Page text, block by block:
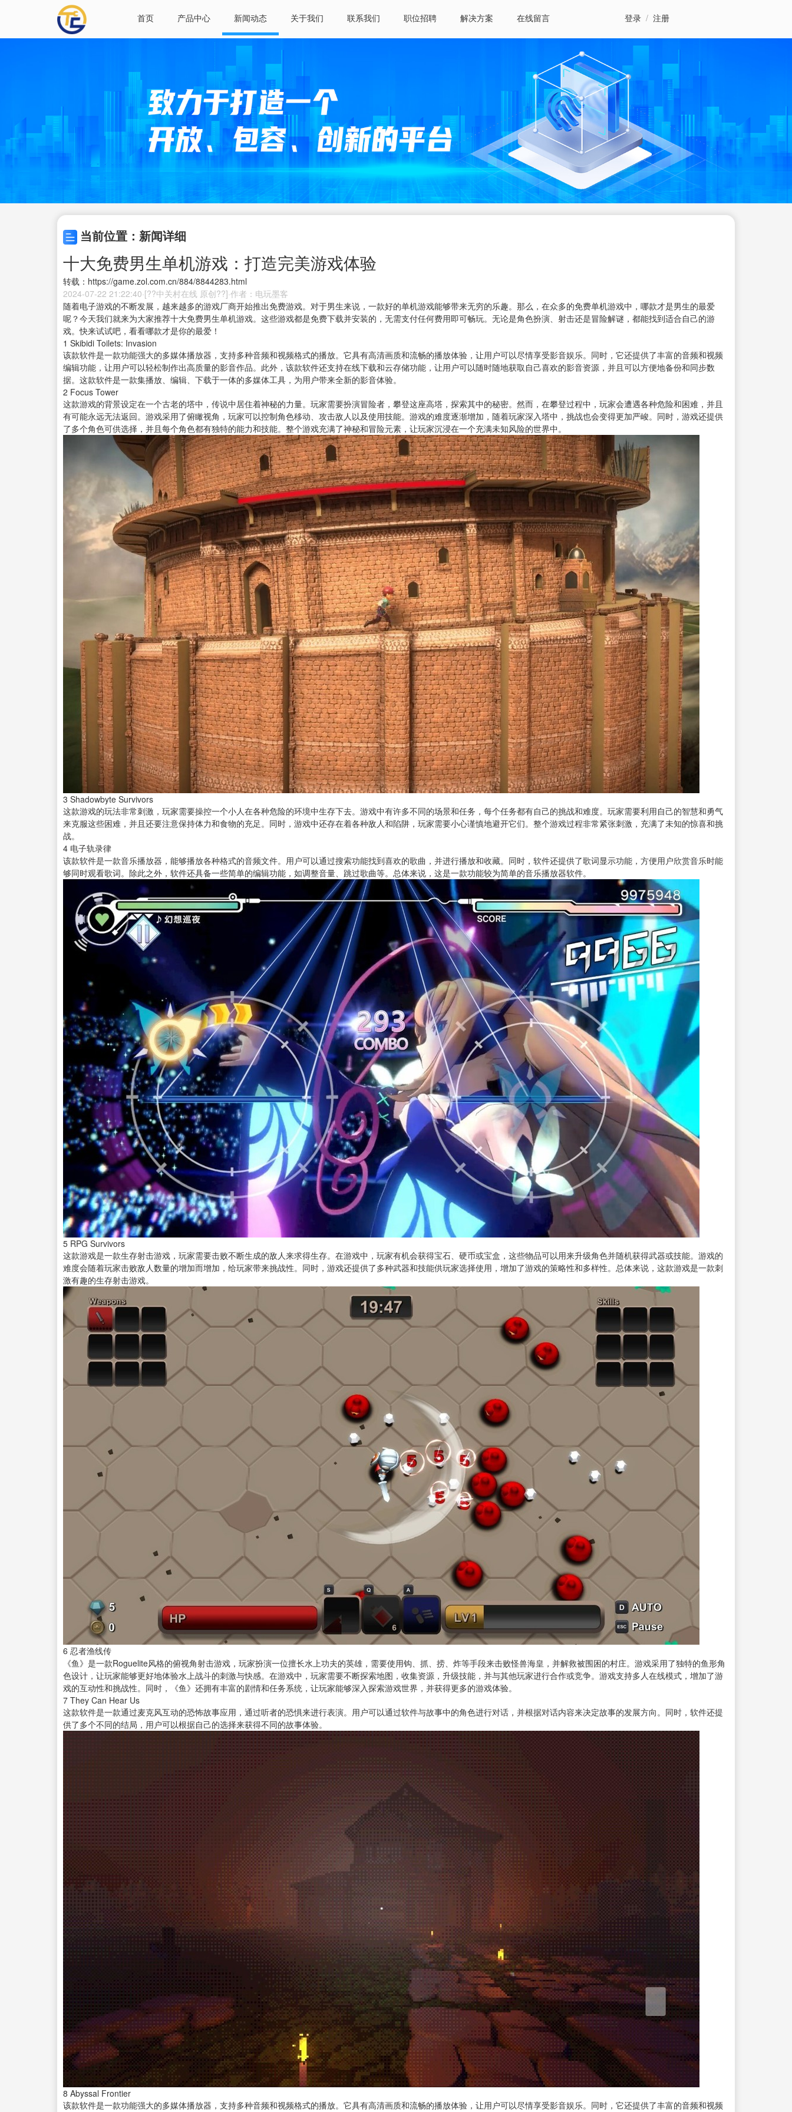
首页 产品中心 新闻动态 关于我们 联系我们 职位招聘 解决方案 在线留言 登录 / 注册
当前位置：新闻详细
十大免费男生单机游戏：打造完美游戏体验
转载：https://game.zol.com.cn/884/8844283.html
2024-07-22 21:22:40·[??中关村在线 原创??]·作者：电玩墨客
随着电子游戏的不断发展，越来越多的游戏厂商开始推出免费游戏。对于男生来说，一款好的单机游戏能够带来无穷的乐趣。那么，在众多的免费单机游戏中，哪款才是男生的最爱
呢？今天我们就来为大家推荐十大免费男生单机游戏。这些游戏都是免费下载并安装的，无需支付任何费用即可畅玩。无论是角色扮演、射击还是冒险解谜，都能找到适合自己的游
戏。快来试试吧，看看哪款才是你的最爱！
1 Skibidi Toilets: Invasion
该款软件是一款功能强大的多媒体播放器 ，支持多种音频和视频格式的播放。它具有高清画质和流畅的播放体验，让用户可以尽情享受影音娱乐。同时，它还提供了丰富的音频和视频
编辑功能，让用户可以轻松制作出高质量的影音作品。此外，该款软件还支持在线下载和云存储功能，让用户可以随时随地获取自己喜欢的影音资源，并且可以方便地备份和同步数
据。这款软件是一款集播放、编辑、下载于一体的多媒体工具，为用户带来全新的影音体验。
2 Focus Tower
这款游戏的背景设定在一个古老的塔中，传说中居住着神秘的力量。玩家需要扮演冒险者，攀登这座高塔，探索其中的秘密。然而，在攀登过程中，玩家会遭遇各种危险和困难，并且
有可能永远无法返回。游戏采用了俯瞰视角，玩家可以控制角色移动、攻击敌人以及使用技能。游戏的难度逐渐增加，随着玩家深入塔中，挑战也会变得更加严峻。同时，游戏还提供
了多个角色可供选择，并且每个角色都有独特的能力和技能。整个游戏充满了神秘和冒险元素，让玩家沉浸在一个充满未知风险的世界中。
3 Shadowbyte Survivors
这款游戏的玩法非常刺激，玩家需要操控一个小人在各种危险的环境中生存下去。游戏中有许多不同的场景和任务，每个任务都有自己的挑战和难度。玩家需要利用自己的智慧和勇气
来克服这些困难，并且还要注意保持体力和食物的充足。同时，游戏中还存在着各种敌人和陷阱，玩家需要小心谨慎地避开它们。整个游戏过程非常紧张刺激，充满了未知的惊喜和挑
战。
4 电子轨录律
该款软件是一款音乐播放器 ，能够播放各种格式的音频文件。用户可以通过搜索功能找到喜欢的歌曲，并进行播放和收藏。同时，软件还提供了歌词显示功能，方便用户欣赏音乐时能
够同时观看歌词。除此之外，软件还具备一些简单的编辑功能，如调整音量、跳过歌曲等。总体来说，这是一款功能较为简单的音乐播放器软件。
5 RPG Survivors
这款游戏是一款生存射击游戏，玩家需要击败不断生成的敌人来求得生存。在游戏中，玩家有机会获得宝石、硬币或宝盒，这些物品可以用来升级角色并随机获得武器或技能。游戏的
难度会随着玩家击败敌人数量的增加而增加，给玩家带来挑战性。同时，游戏还提供了多种武器和技能供玩家选择使用，增加了游戏的策略性和多样性。总体来说，这款游戏是一款刺
激有趣的生存射击游戏。
6 忍者渔线传
《鱼》是一款Roguelite风格的俯视角射击游戏，玩家扮演一位擅长水上功夫的英雄，需要使用钩、抓、捞、炸等手段来击败怪兽海皇，并解救被围困的村庄。游戏采用了独特的鱼形角
色设计，让玩家能够更好地体验水上战斗的刺激与快感。在游戏中，玩家需要不断探索地图，收集资源，升级技能，并与其他玩家进行合作或竞争。游戏支持多人在线模式，增加了游
戏的互动性和挑战性。同时，《鱼》还拥有丰富的剧情和任务系统，让玩家能够深入探索游戏世界，并获得更多的游戏体验。
7 They Can Hear Us
这款软件是一款通过麦克风互动的恐怖故事应用，通过听者的恐惧来进行表演。用户可以通过软件与故事中的角色进行对话，并根据对话内容来决定故事的发展方向。同时，软件还提
供了多个不同的结局，用户可以根据自己的选择来获得不同的故事体验。
8 Abyssal Frontier
该款软件是一款功能强大的多媒体播放器，支持多种音频和视频格式的播放。它具有高清画质和流畅的播放体验，让用户可以尽情享受影音娱乐。同时，它还提供了丰富的音频和视频